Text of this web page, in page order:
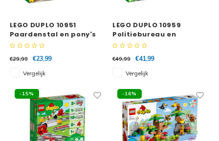
LEGO DUPLO 10951
Paardenstal en pony's
verzorgen
€29,99
€23,99
Vergelijk
LEGO DUPLO 10959
Politiebureau en
Helikopter
€49,99
€41,99
Vergelijk
-15% -16%